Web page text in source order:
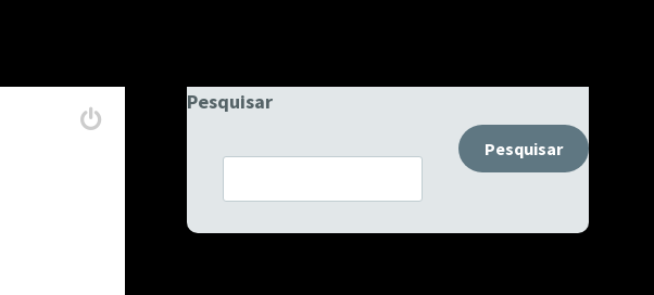
Pesquisar
Pesquisar